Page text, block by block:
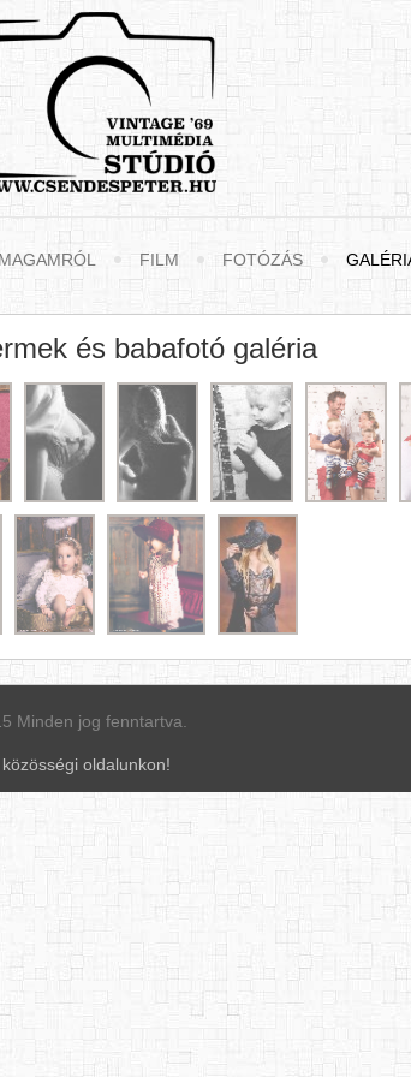
MAGAMRÓL FILM FOTÓZÁS
és babafotó galéria
Minden jog fenntartva.
oldalunkon!